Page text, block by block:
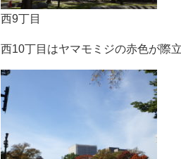
西9丁目
西10丁目はヤマモミジの赤色が際